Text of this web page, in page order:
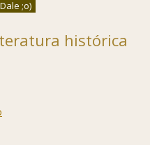
histórica